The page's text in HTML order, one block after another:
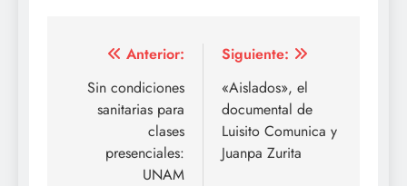
Navegación
de
entradas
Anterior:
Sin condiciones
sanitarias para
clases
presenciales:
UNAM
Siguiente:
«Aislados», el
documental de
Luisito Comunica y
Juanpa Zurita